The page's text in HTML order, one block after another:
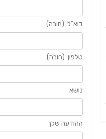
דוא"ל: (חובה)
טלפון: (חובה)
נושא
ההודעה שלך